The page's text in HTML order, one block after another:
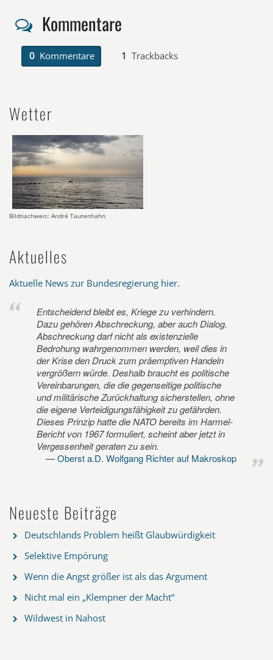
Kommentare
0 Kommentare 1 Trackbacks
Wetter
Bildnachweis: André Tautenhahn
Aktuelles
Aktuelle News zur Bundesregierung hier.
Entscheidend bleibt es, Kriege zu verhindern.
Dazu gehören Abschreckung, aber auch Dialog.
Abschreckung darf nicht als existenzielle
Bedrohung wahrgenommen werden, weil dies in
der Krise den Druck zum präemptiven Handeln
vergrößern würde. Deshalb braucht es politische
Vereinbarungen, die die gegenseitige politische
und militärische Zurückhaltung sicherstellen, ohne
die eigene Verteidigungsfähigkeit zu gefährden.
Dieses Prinzip hatte die NATO bereits im Harmel-
Bericht von 1967 formuliert, scheint aber jetzt in
Vergessenheit geraten zu sein.
Oberst a.D. Wolfgang Richter auf Makroskop
Neueste Beiträge
Deutschlands Problem heißt Glaubwürdigkeit
Selektive Empörung
Wenn die Angst größer ist als das Argument
Nicht mal ein „Klempner der Macht“
Wildwest in Nahost